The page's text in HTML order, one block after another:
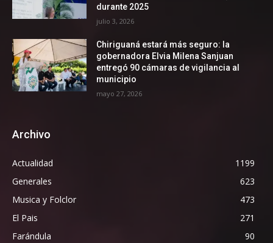
durante 2025
julio 3, 2026
Chiriguaná estará más seguro: la
gobernadora Elvia Milena Sanjuan
entregó 90 cámaras de vigilancia al
municipio
mayo 27, 2026
Archivo
Actualidad
1199
Generales
623
Musica y Folclor
473
El Pais
271
Farándula
90